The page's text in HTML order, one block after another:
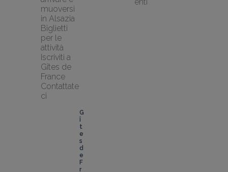
muoversi
in Alsazia
Biglietti
per le
attività
Iscriviti a
Gîtes de
France
Contattate
ci
G
î
t
e
s
d
e
F
r